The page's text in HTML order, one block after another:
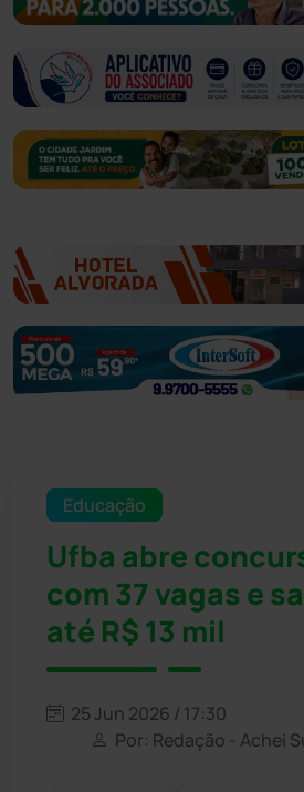
Educação
Ufba abre
com 37 vagas e
até R$ 13 mil
25 Jun 2026 / 17:30
Por: Redação - Achei